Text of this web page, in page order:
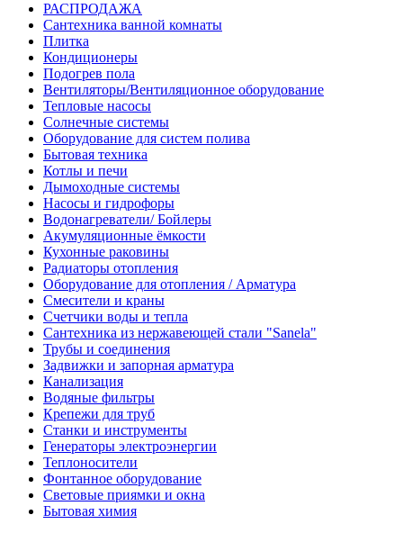
РАСПРОДАЖА
Сантехника ванной комнаты
Плитка
Кондиционеры
Подогрев пола
Вентиляторы/Вентиляционное оборудование
Тепловые насосы
Солнечные системы
Оборудование для систем полива
Бытовая техника
Котлы и печи
Дымоходные системы
Насосы и гидрофоры
Водонагреватели/ Бойлеры
Акумуляционные ёмкости
Кухонные раковины
Радиаторы отопления
Оборудование для отопления / Арматура
Смесители и краны
Счетчики воды и тепла
Сантехника из нержавеющей стали "Sanela"
Трубы и соединения
Задвижки и запорная арматура
Канализация
Водяные фильтры
Крепежи для труб
Станки и инструменты
Генераторы электроэнергии
Теплоносители
Фонтанное оборудование
Световые приямки и окна
Бытовая химия